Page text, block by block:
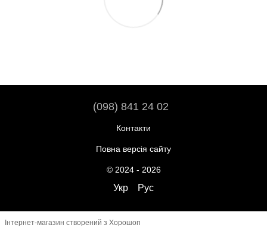
(098) 841 24 02
Контакти
Повна версія сайту
© 2024 - 2026
Укр Рус
Інтернет-магазин створений з Хорошоп